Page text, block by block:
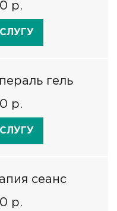
р.
гель
р.
сеанс
р.